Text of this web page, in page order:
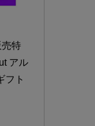
特
アル
フト